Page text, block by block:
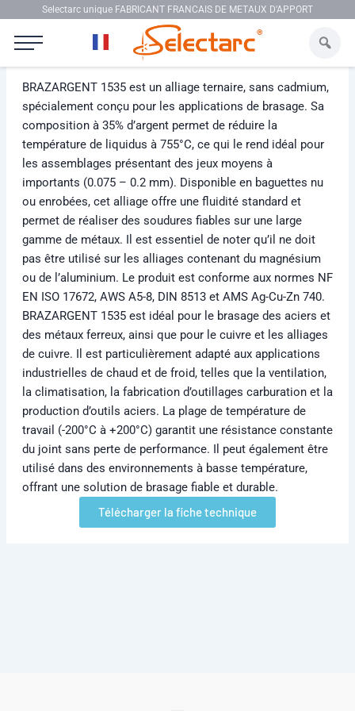
Aller au contenuSelectarc unique FABRICANT FRANCAIS DE METAUX D'APPORT
Selectarc BRAZARGENT 1535
BRAZARGENT 1535 est un alliage ternaire, sans cadmium,
spécialement conçu pour les applications de brasage. Sa
composition à 35% d’argent permet de réduire la
température de liquidus à 755°C, ce qui le rend idéal pour
les assemblages présentant des jeux moyens à
importants (0.075 – 0.2 mm). Disponible en baguettes nu
ou enrobées, cet alliage offre une fluidité standard et
permet de réaliser des soudures fiables sur une large
gamme de métaux. Il est essentiel de noter qu’il ne doit
pas être utilisé sur les alliages contenant du magnésium
ou de l’aluminium. Le produit est conforme aux normes NF
EN ISO 17672, AWS A5-8, DIN 8513 et AMS Ag-Cu-Zn 740.
BRAZARGENT 1535 est idéal pour le brasage des aciers et
des métaux ferreux, ainsi que pour le cuivre et les alliages
de cuivre. Il est particulièrement adapté aux applications
industrielles de chaud et de froid, telles que la ventilation,
la climatisation, la fabrication d’outillages carburation et la
production d’outils aciers. La plage de température de
travail (-200°C à +200°C) garantit une résistance constante
du joint sans perte de performance. Il peut également être
utilisé dans des environnements à basse température,
offrant une solution de brasage fiable et durable.
Télécharger la fiche technique